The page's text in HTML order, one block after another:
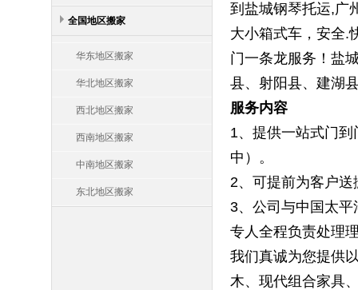
全国地区搬家
华东地区搬家
华北地区搬家
西北地区搬家
西南地区搬家
中南地区搬家
东北地区搬家
到盐城钢琴托运,广
大小箱式车，安全.
门一条龙服务！盐
县、射阳县、建湖
服务内容
1、提供一站式门
中）。
2、可提前为客户
3、公司与中国太
专人全程负责处理
我们真诚为您提供
木、现代组合家具